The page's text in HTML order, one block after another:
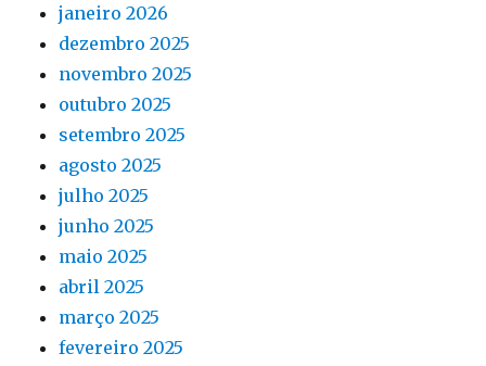
janeiro 2026
dezembro 2025
novembro 2025
outubro 2025
setembro 2025
agosto 2025
julho 2025
junho 2025
maio 2025
abril 2025
março 2025
fevereiro 2025